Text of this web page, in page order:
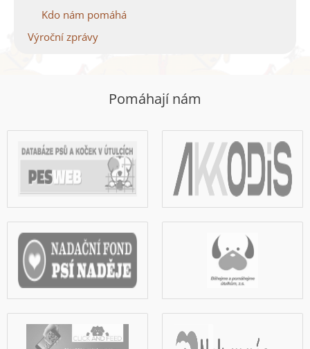
Kdo nám pomáhá
Výroční zprávy
Pomáhají nám